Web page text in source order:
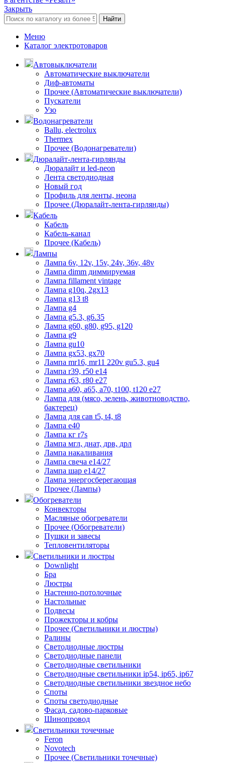
Закрыть
Найти
Меню
Каталог электротоваров
Автовыключатели
Автоматические выключатели
Диф-автоматы
Прочее (Автоматические выключатели)
Пускатели
Узо
Водонагреватели
Ballu, electrolux
Thermex
Прочее (Водонагреватели)
Дюралайт-лента-гирлянды
Дюралайт и led-neon
Лента светодиодная
Новый год
Профиль для ленты, неона
Прочее (Дюралайт-лента-гирлянды)
Кабель
Кабель
Кабель-канал
Прочее (Кабель)
Лампы
Лампа 6v, 12v, 15v, 24v, 36v, 48v
Лампа dimm диммируемая
Лампа fillament vintage
Лампа g10q, 2gx13
Лампа g13 t8
Лампа g4
Лампа g5.3, g6.35
Лампа g60, g80, g95, g120
Лампа g9
Лампа gu10
Лампа gx53, gx70
Лампа mr16, mr11 220v gu5.3, gu4
Лампа r39, r50 е14
Лампа r63, r80 е27
Лампа а60, а65, а70, t100, t120 е27
Лампа для (мясо, зелень, животноводство,
бактерец)
Лампа для сав t5, t4, t8
Лампа е40
Лампа кг r7s
Лампа мгл, днат, дрв, дрл
Лампа накаливания
Лампа свеча е14/27
Лампа шар е14/27
Лампа энергосберегающая
Прочее (Лампы)
Обогреватели
Конвекторы
Масляные обогреватели
Прочее (Обогреватели)
Пушки и завесы
Тепловентиляторы
Светильники и люстры
Downlight
Бра
Люстры
Настенно-потолочные
Настольные
Подвесы
Прожекторы и кобры
Прочее (Светильники и люстры)
Ралины
Светодиодные люстры
Светодиодные панели
Светодиодные светильники
Светодиодные светильники ip54, ip65, ip67
Светодиодные светильники звездное небо
Споты
Споты светодиодные
Фасад, садово-парковые
Шинопровод
Светильники точечные
Feron
Novotech
Прочее (Светильники точечные)